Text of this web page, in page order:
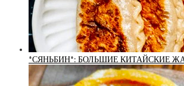
*СЯНЬБИН*: БОЛЬШИЕ КИТАЙСКИЕ